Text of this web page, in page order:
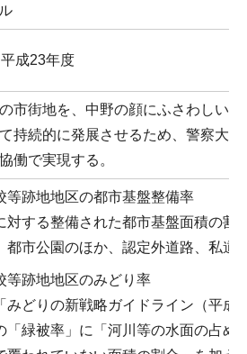
成23年度
市街地を、中野の顔にふさわしい
持続的に発展させるため、警察大
働で実現する。
等跡地地区の都市基盤整備率
対する整備された都市基盤面積の割
都市公園のほか、認定外道路、私道
等跡地地区のみどり率
みどりの新戦略ガイドライン（平成
「緑被率」に「河川等の水面の占め